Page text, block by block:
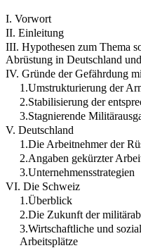
I. Vorwort
II. Einleitung
III. Hypothesen zum Thema
Abrüstung in Deutschland
IV. Gründe der Gefährdung
1.Umstrukturierung der
2.Stabilisierung der
3.Stagnierende
V. Deutschland
1.Die Arbeitnehmer der
2.Angaben gekürzter
3.Unternehmensstrategien
VI. Die Schweiz
1.Überblick
2.Die Zukunft der
3.Wirtschaftliche und
Arbeitsplätze